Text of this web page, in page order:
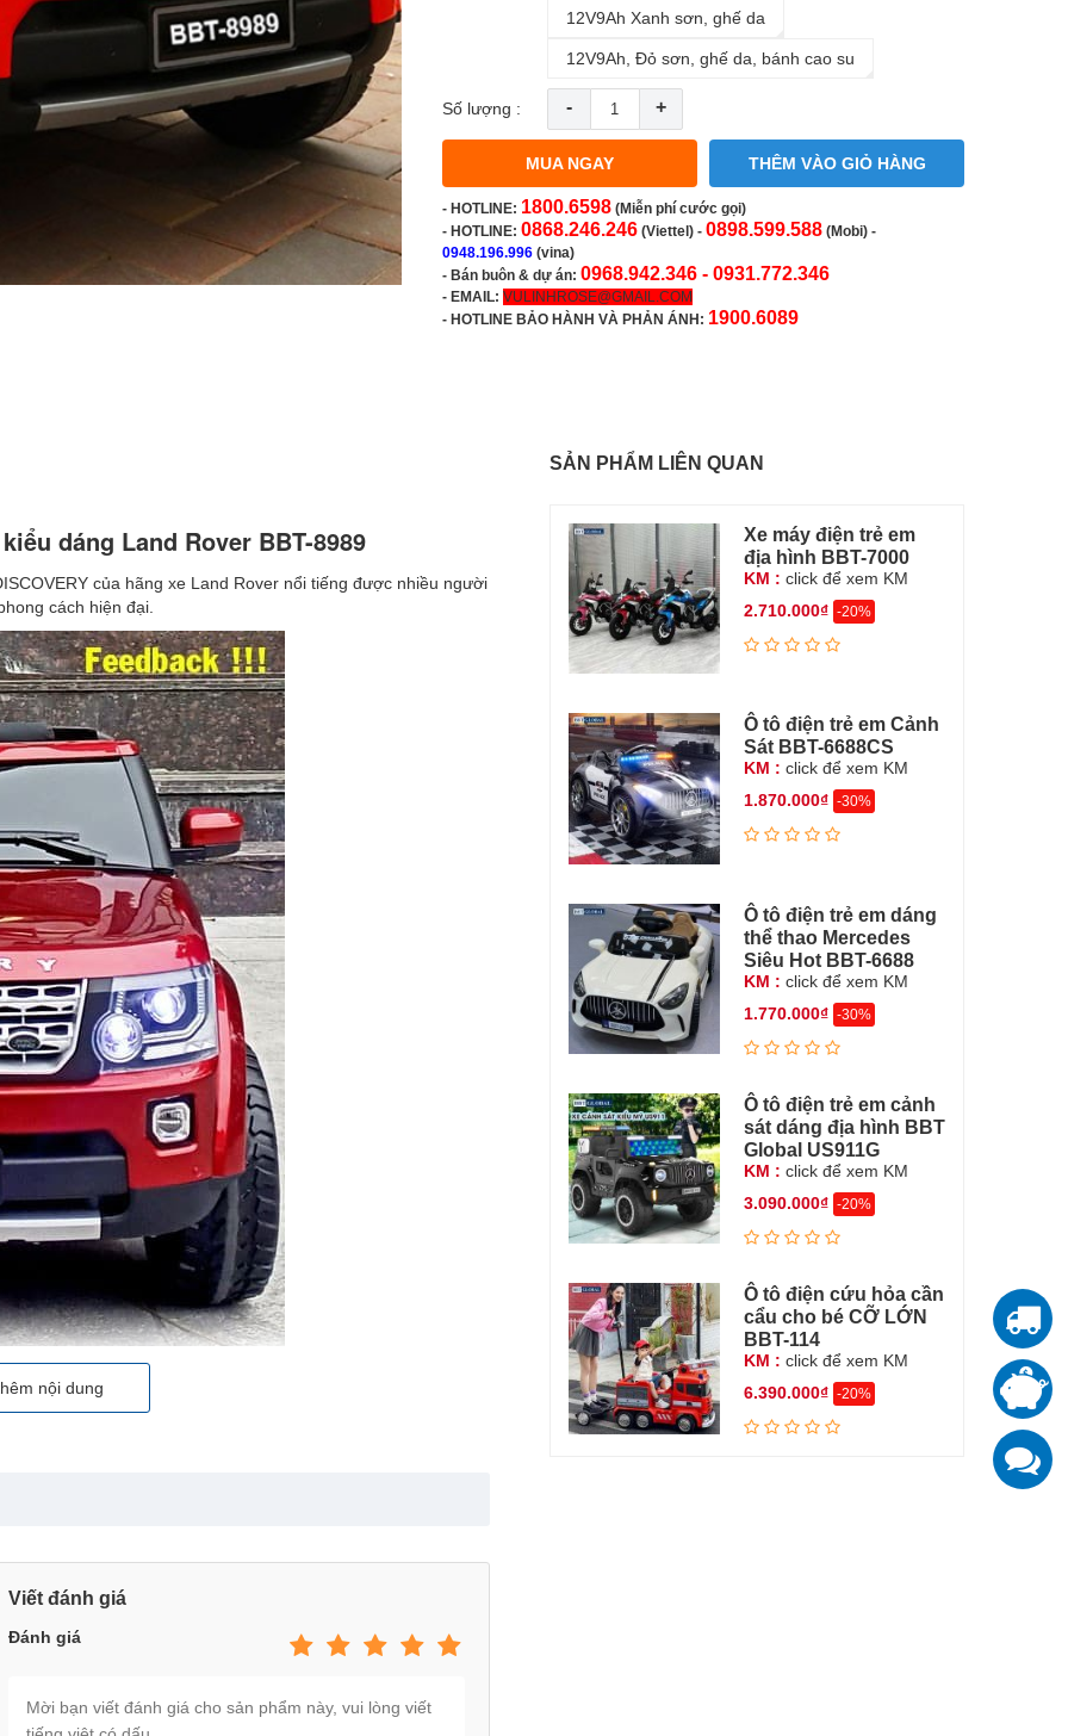
12V9Ah Xanh sơn, ghế da
12V9Ah, Đỏ sơn, ghế da, bánh cao su
Số lượng : - +
MUA NGAY THÊM VÀO GIỎ HÀNG
- HOTLINE: 1800.6598 (Miễn phí cước gọi)
- HOTLINE: 0868.246.246 (Viettel) - 0898.599.588 (Mobi) -
0948.196.996 (vina)
- Bán buôn & dự án: 0968.942.346 - 0931.772.346
- EMAIL: VULINHROSE@GMAIL.COM
- HOTLINE BẢO HÀNH VÀ PHẢN ÁNH: 1900.6089
dáng Land Rover BBT-8989
của hãng xe Land Rover nổi tiếng được nhiều người
cách hiện đại.
nội dung
Viết đánh giá
Đánh giá
SẢN PHẨM LIÊN QUAN
Xe máy điện trẻ em
địa hình BBT-7000
KM : click để xem KM
2.710.000₫ -20%
Ô tô điện trẻ em Cảnh
Sát BBT-6688CS
KM : click để xem KM
1.870.000₫ -30%
Ô tô điện trẻ em dáng
thể thao Mercedes
Siêu Hot BBT-6688
KM : click để xem KM
1.770.000₫ -30%
Ô tô điện trẻ em cảnh
sát dáng địa hình BBT
Global US911G
KM : click để xem KM
3.090.000₫ -20%
Ô tô điện cứu hỏa cần
cẩu cho bé CỠ LỚN
BBT-114
KM : click để xem KM
6.390.000₫ -20%